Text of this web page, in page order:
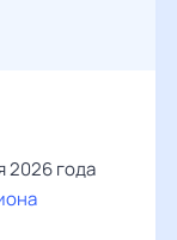
2026 года